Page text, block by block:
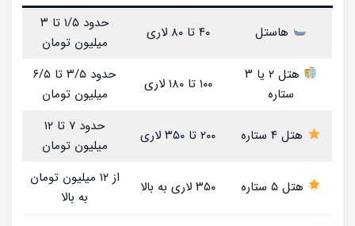
هاستل ۴۰ تا ۸۰ لاری
حدود ۱/۵ تا ۳
میلیون تومان
هتل ۲ یا ۳
ستاره
۱۰۰ تا ۱۸۰ لاری
حدود ۳/۵ تا ۶/۵
میلیون تومان
هتل ۴ ستاره ۲۰۰ تا ۳۵۰ لاری
حدود ۷ تا ۱۲
میلیون تومان
هتل ۵ ستاره ۳۵۰ لاری به بالا
از ۱۲ میلیون تومان
به بالا